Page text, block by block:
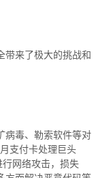
带来了极大的挑战和
病毒、勒索软件等对
月支付卡处理巨头
网络攻击，损失